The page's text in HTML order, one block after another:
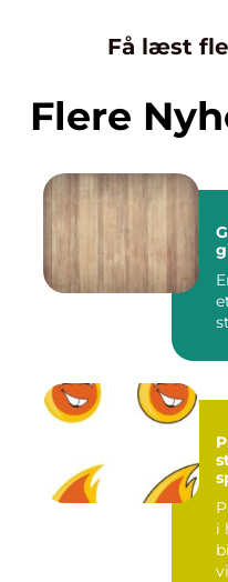
Få læst
Flere
i